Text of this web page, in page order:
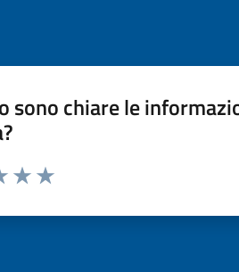
sono chiare le
5 stelle la pagina